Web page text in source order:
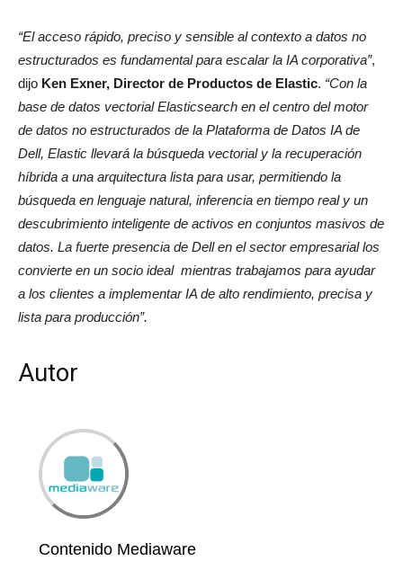
“El acceso rápido, preciso y sensible al contexto a datos no
estructurados es fundamental para escalar la IA corporativa”,
dijo Ken Exner, Director de Productos de Elastic. “Con la
base de datos vectorial Elasticsearch en el centro del motor
de datos no estructurados de la Plataforma de Datos IA de
Dell, Elastic llevará la búsqueda vectorial y la recuperación
híbrida a una arquitectura lista para usar, permitiendo la
búsqueda en lenguaje natural, inferencia en tiempo real y un
descubrimiento inteligente de activos en conjuntos masivos de
datos. La fuerte presencia de Dell en el sector empresarial los
convierte en un socio ideal mientras trabajamos para ayudar
a los clientes a implementar IA de alto rendimiento, precisa y
lista para producción”.
Autor
Contenido Mediaware